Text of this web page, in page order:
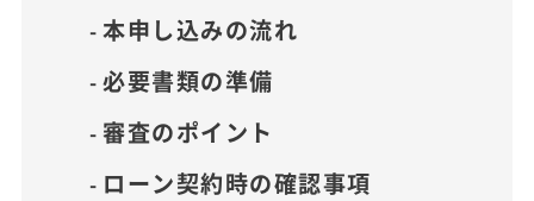
本申し込みの流れ
必要書類の準備
審査のポイント
ローン契約時の確認事項